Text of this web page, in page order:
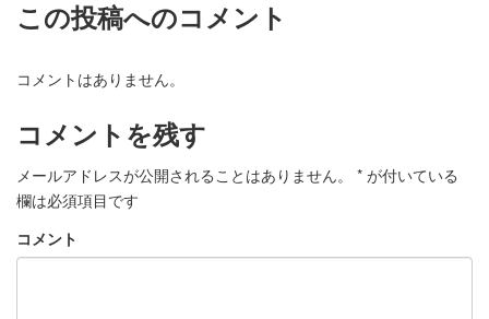
この投稿へのコメント
コメントはありません。
コメントを残す
メールアドレスが公開されることはありません。 * が付いている
欄は必須項目です
コメント